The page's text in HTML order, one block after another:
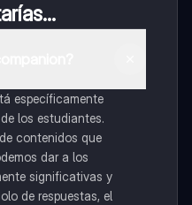
específicamente
los estudiantes.
contenidos que
dar a los
significativas y
de respuestas, el